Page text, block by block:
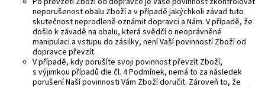
neporušenost obalu Zboží a v případě jakýchkoli závad tuto
skutečnost neprodleně oznámit dopravci a Nám. V případě, že
došlo k závadě na obalu, která svědčí o neoprávněné
manipulaci a vstupu do zásilky, není Vaší povinností Zboží od
dopravce převzít.
V případě, kdy porušíte svoji povinnost převzít Zboží,
s výjimkou případů dle čl. 4 Podmínek, nemá to za následek
porušení Naší povinnosti Vám Zboží doručit. Zároveň to, že